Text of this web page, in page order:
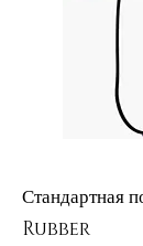
Стандартная
Rubber